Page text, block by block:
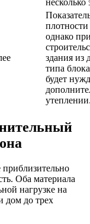
несколько
однако
здания из
типа
будет
приблизительно
Оба материала
нагрузке на
дом до трех